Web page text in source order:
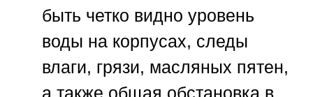
быть четко видно уровень
воды на корпусах, следы
влаги, грязи, масляных пятен,
а также общая обстановка в